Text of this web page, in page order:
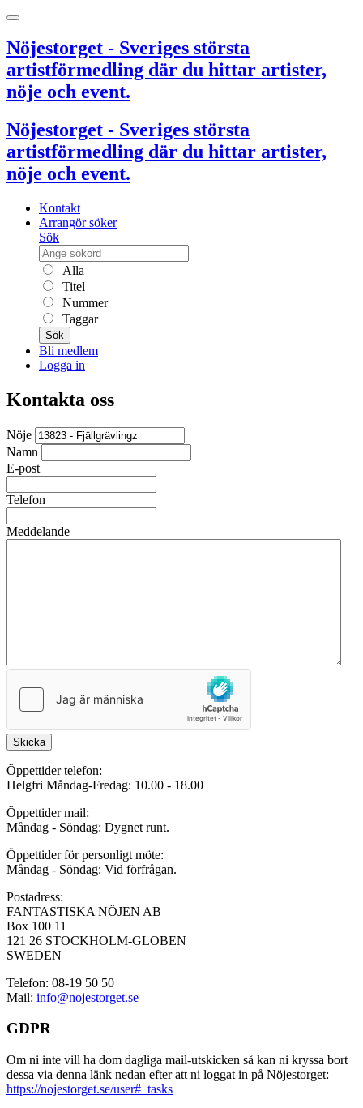
Nöjestorget - Sveriges största
artistförmedling där du hittar artister,
nöje och event.
Nöjestorget - Sveriges största
artistförmedling där du hittar artister,
nöje och event.
Kontakt
Arrangör söker
Sök
Alla
Titel
Nummer
Taggar
Sök
Bli medlem
Logga in
Kontakta oss
Nöje
Namn
E-post
Telefon
Meddelande
Skicka
Öppettider telefon:
Helgfri Måndag-Fredag: 10.00 - 18.00
Öppettider mail:
Måndag - Söndag: Dygnet runt.
Öppettider för personligt möte:
Måndag - Söndag: Vid förfrågan.
Postadress:
FANTASTISKA NÖJEN AB
Box 100 11
121 26 STOCKHOLM-GLOBEN
SWEDEN
Telefon: 08-19 50 50
Mail: info@nojestorget.se
GDPR
Om ni inte vill ha dom dagliga mail-utskicken så kan ni kryssa bort
dessa via denna länk nedan efter att ni loggat in på Nöjestorget:
https://nojestorget.se/user#_tasks